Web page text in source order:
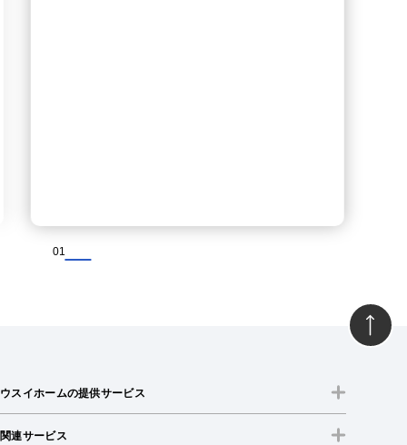
01
ウスイホームの提供サービス
関連サービス